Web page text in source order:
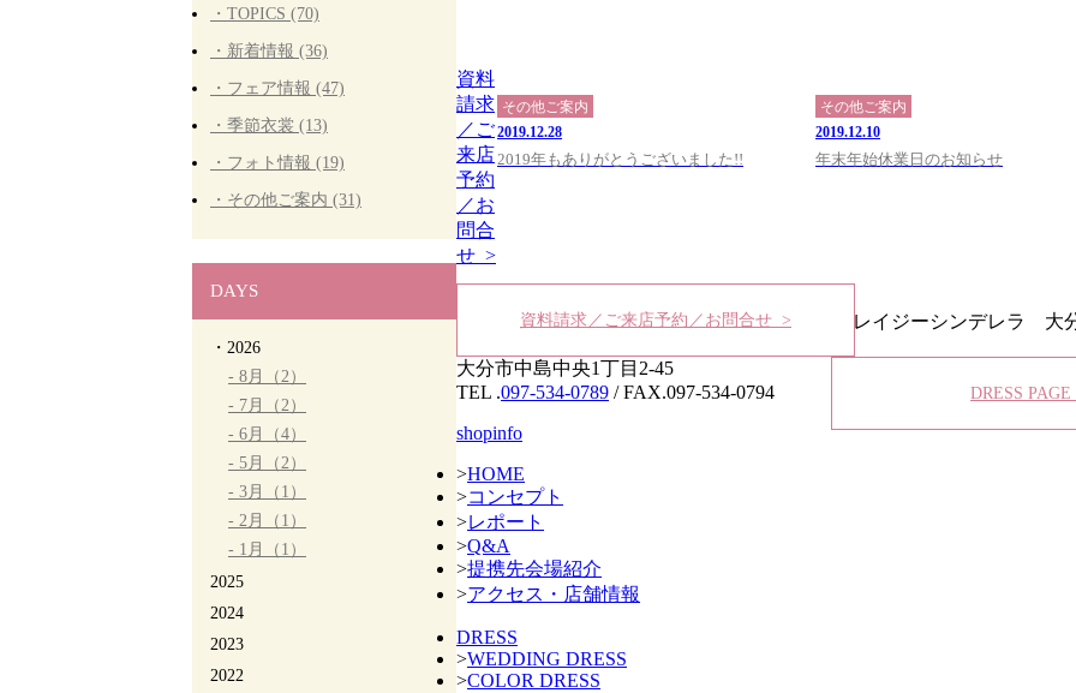
その他ご案内
2019.12.28
2019年もありがとうございました!!
その他ご案内
2019.12.10
年末年始休業日のお知らせ
・TOPICS (70)
・新着情報 (36)
・フェア情報 (47)
・季節衣裳 (13)
・フォト情報 (19)
・その他ご案内 (31)
DAYS
・2026
- 8月（2）
- 7月（2）
- 6月（4）
- 5月（2）
- 3月（1）
- 2月（1）
- 1月（1）
2025
2024
2023
2022
資料請求／ご来店予約／お問合せ >
DRESS
資料
請求
／ご
来店
予約
／お
問合
せ >
レイジーシンデレラ 大
大分市中島中央1丁目2-45
TEL .097-534-0789 / FAX.097-534-0794
shopinfo
>HOME
>コンセプト
>レポート
>Q&A
>提携先会場紹介
>アクセス・店舗情報
DRESS
>WEDDING DRESS
>COLOR DRESS